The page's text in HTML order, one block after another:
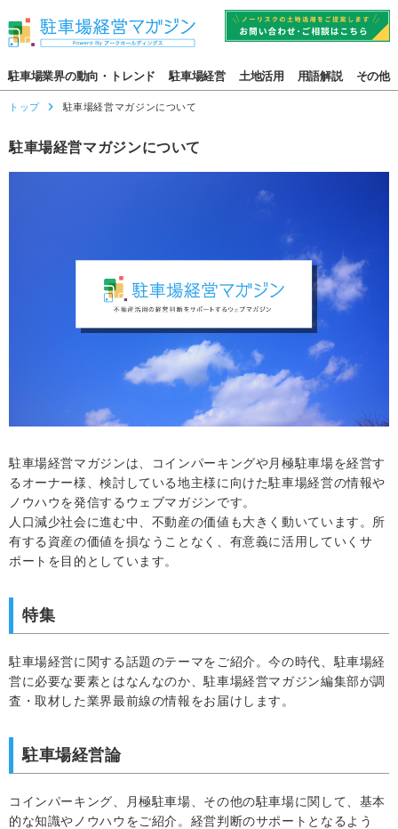
駐車場業界の動向・トレンド 駐車場経営 土地活用 用語解説 その他
トップ 駐車場経営マガジンについて
駐車場経営マガジンについて
駐車場経営マガジンは、コインパーキングや月極駐車場を経営す
るオーナー様、検討している地主様に向けた駐車場経営の情報や
ノウハウを発信するウェブマガジンです。
人口減少社会に進む中、不動産の価値も大きく動いています。所
有する資産の価値を損なうことなく、有意義に活用していくサ
ポートを目的としています。
特集
駐車場経営に関する話題のテーマをご紹介。今の時代、駐車場経
営に必要な要素とはなんなのか、駐車場経営マガジン編集部が調
査・取材した業界最前線の情報をお届けします。
駐車場経営論
コインパーキング、月極駐車場、その他の駐車場に関して、基本
的な知識やノウハウをご紹介。経営判断のサポートとなるよう